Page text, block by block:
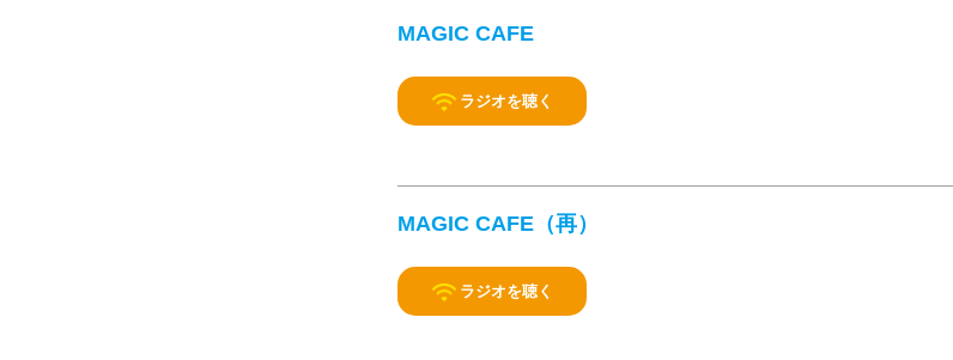
MAGIC CAFE
ラジオを聴く
MAGIC CAFE（再）
ラジオを聴く